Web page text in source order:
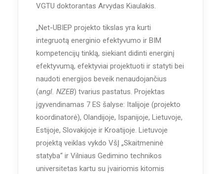
VGTU doktorantas Arvydas Kiaulakis.
„Net-UBIEP projekto tikslas yra kurti
integruotą energinio efektyvumo ir BIM
kompetencijų tinklą, siekiant didinti energinį
efektyvumą, efektyviai projektuoti ir statyti bei
naudoti energijos beveik nenaudojančius
(angl. NZEB) tvarius pastatus. Projektas
įgyvendinamas 7 ES šalyse: Italijoje (projekto
koordinatorė), Olandijoje, Ispanijoje, Lietuvoje,
Estijoje, Slovakijoje ir Kroatijoje. Lietuvoje
projektą veiklas vykdo VšĮ „Skaitmeninė
statyba“ ir Vilniaus Gedimino technikos
universitetas kartu su įvairiomis kitomis